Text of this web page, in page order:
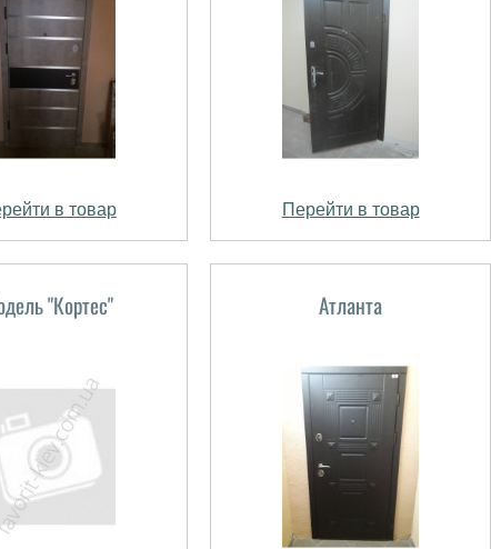
в товар Перейти в товар
"Кортес" Атланта